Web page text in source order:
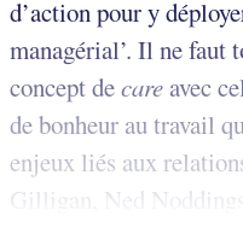
d’action pour y
managérial’. Il ne faut
concept decare avec
de bonheur au travail
enjeux liés aux
Gilligan, Ned